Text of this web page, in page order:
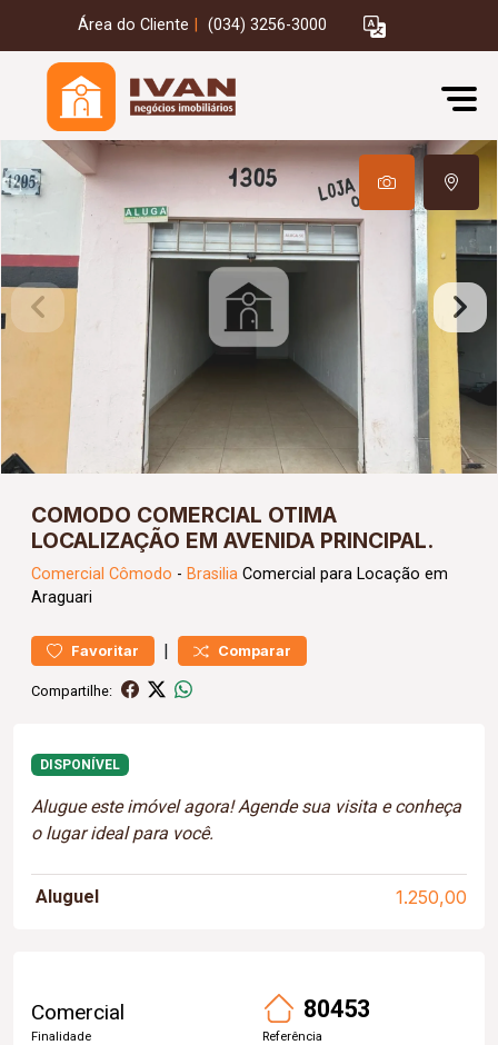
Área do Cliente (034) 3256-3000
COMODO COMERCIAL OTIMA
LOCALIZAÇÃO EM AVENIDA PRINCIPAL.
Comercial Cômodo - Brasilia Comercial para Locação em
Araguari
Favoritar | Comparar
Compartilhe:
DISPONÍVEL
Alugue este imóvel agora! Agende sua visita e conheça
o lugar ideal para você.
Aluguel 1.250,00
Comercial
Finalidade
80453
Referência